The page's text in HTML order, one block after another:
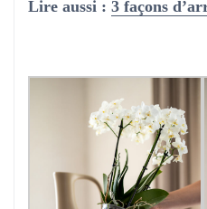
Lire aussi : 3 façons